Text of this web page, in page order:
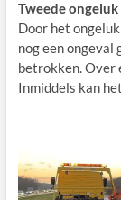
Tweede ongeluk
Door het
nog een
betrokken. Over
Inmiddels kan